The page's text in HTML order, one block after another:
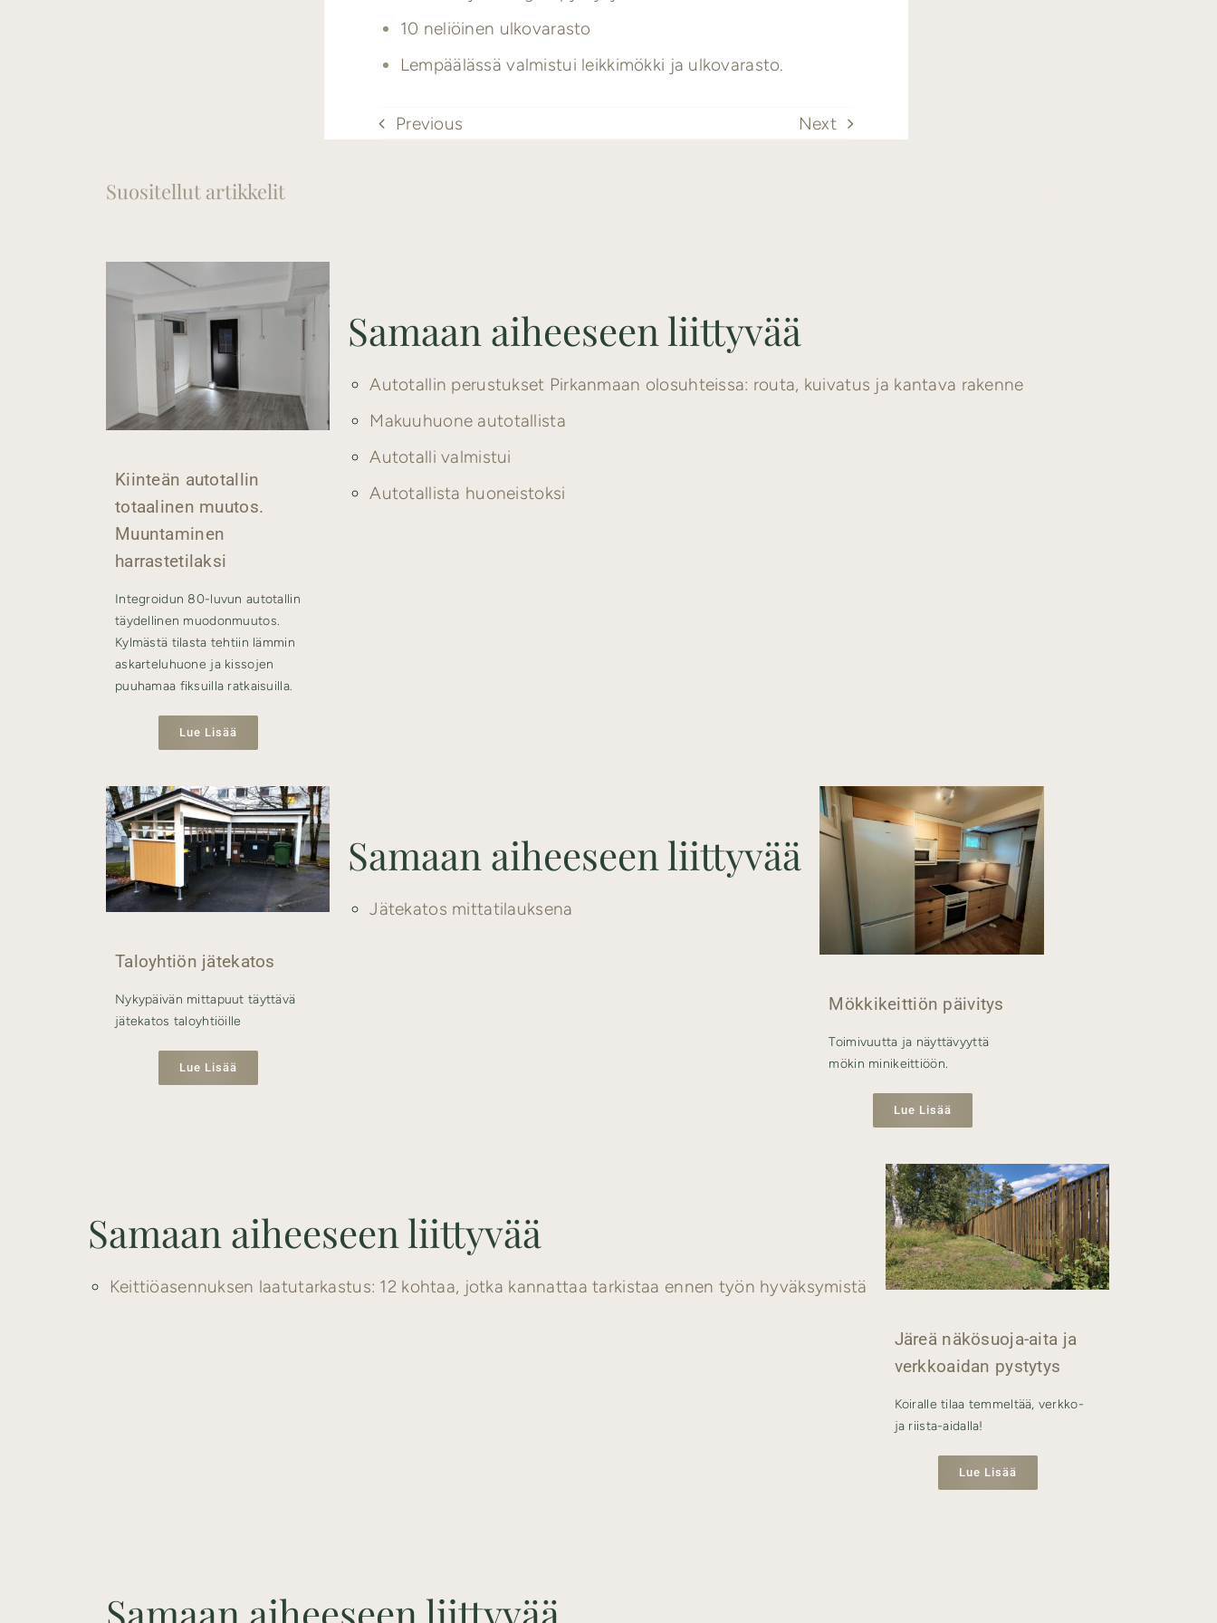
10 neliöinen ulkovarasto
Lempäälässä valmistui leikkimökki ja ulkovarasto.
Previous Next
Suositellut artikkelit
Kiinteän autotallin
totaalinen muutos.
Muuntaminen
harrastetilaksi
Integroidun 80-luvun autotallin
täydellinen muodonmuutos.
Kylmästä tilasta tehtiin lämmin
askarteluhuone ja kissojen
puuhamaa fiksuilla ratkaisuilla.
Lue Lisää
Samaan aiheeseen liittyvää
Autotallin perustukset Pirkanmaan olosuhteissa: routa, kuivatus ja kantava rakenne
Makuuhuone autotallista
Autotalli valmistui
Autotallista huoneistoksi
Taloyhtiön jätekatos
Nykypäivän mittapuut täyttävä
jätekatos taloyhtiöille
Lue Lisää
Samaan aiheeseen liittyvää
Jätekatos mittatilauksena
Mökkikeittiön päivitys
Toimivuutta ja näyttävyyttä
mökin minikeittiöön.
Lue Lisää
Samaan aiheeseen liittyvää
Keittiöasennuksen laatutarkastus: 12 kohtaa, jotka kannattaa tarkistaa ennen työn hyväksymistä
Järeä näkösuoja-aita ja
verkkoaidan pystytys
Koiralle tilaa temmeltää, verkko-
ja riista-aidalla!
Lue Lisää
Samaan aiheeseen liittyvää